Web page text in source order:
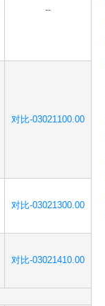
--
对比-03021100.00
对比-03021300.00
对比-03021410.00